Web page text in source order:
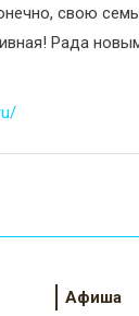
свою
Рада
Афиша